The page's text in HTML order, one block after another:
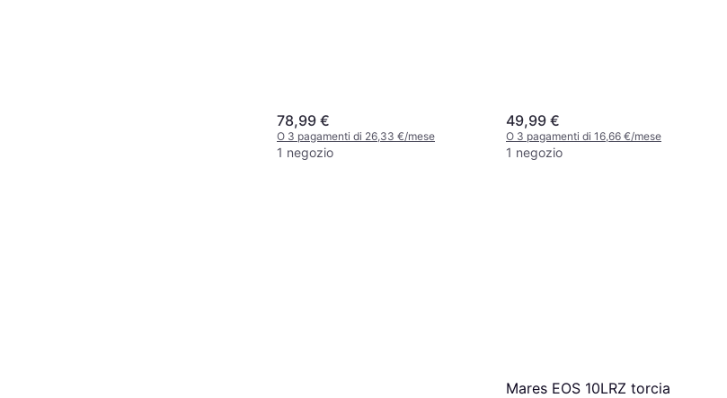
78,99 €
O 3 pagamenti di 26,33 €/mese
1 negozio
49,99 €
O 3 pagamenti di 16,66 €/mese
1 negozio
Mares EOS 10LRZ torcia